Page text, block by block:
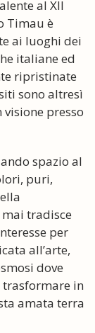
al XII
Timau è
ai luoghi dei
italiane ed
ripristinate
sono altresì
presso
spazio al
puri,
tradisce
per
all’arte,
dove
trasformare in
amata terra